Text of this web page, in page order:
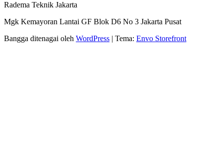
Radema Teknik Jakarta
Mgk Kemayoran Lantai GF Blok D6 No 3 Jakarta Pusat
Bangga ditenagai oleh WordPress | Tema: Envo Storefront